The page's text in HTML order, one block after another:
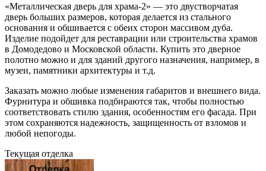
«Металлическая дверь для храма-2» — это двустворчатая
дверь больших размеров, которая делается из стального
основания и обшивается с обеих сторон массивом дуба.
Изделие подойдет для реставрации или строительства храмов
в Домодедово и Московской области. Купить это дверное
полотно можно и для зданий другого назначения, например, в
музеи, памятники архитектуры и т.д.
Заказать можно любые изменения габаритов и внешнего вида.
Фурнитура и обшивка подбираются так, чтобы полностью
соответствовать стилю здания, особенностям его фасада. При
этом сохраняются надежность, защищенность от взломов и
любой непогоды.
Текущая отделка